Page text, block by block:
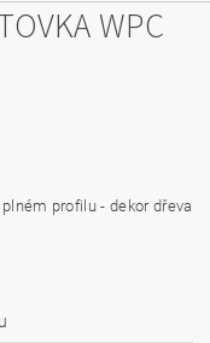
profilu - dekor dřeva